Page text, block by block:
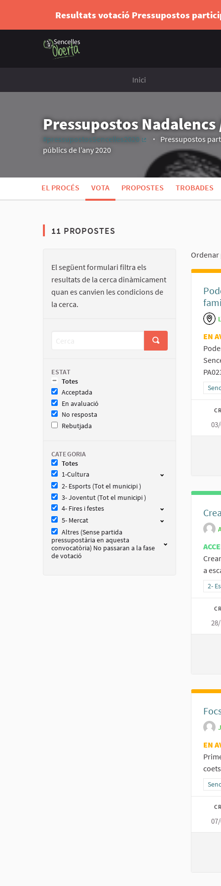
Resultats votació Pressupostos
Inici
Pressupostos
#pressupostosSencelles2020
(Enllaç extern)
Pressupostos
públics de l’any 2020
EL PROCÉS VOTA PROPOSTES TROBADES
11 PROPOSTES
El següent formulari filtra els
resultats de la cerca dinàmicament
quan es canvien les condicions de
la cerca.
ESTAT
Totes
Acceptada
En avaluació
No resposta
Rebutjada
CATEGORIA
Totes
1-Cultura
2- Esports (Tot el municipi )
3- Joventut (Tot el municipi )
4- Fires i festes
5- Mercat
Altres (Sense partida
pressupostària en aquesta
convocatòria) No passaran a la fase
de votació
Ordenar
EN
a
2-
EN